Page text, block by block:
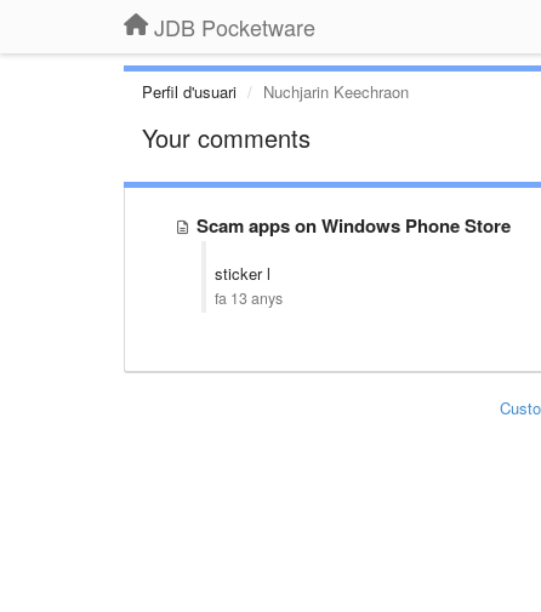
JDB Pocketware
Perfil d'usuari Nuchjarin Keechraon
Your comments
Scam apps on Windows Phone Store
sticker l
fa 13 anys